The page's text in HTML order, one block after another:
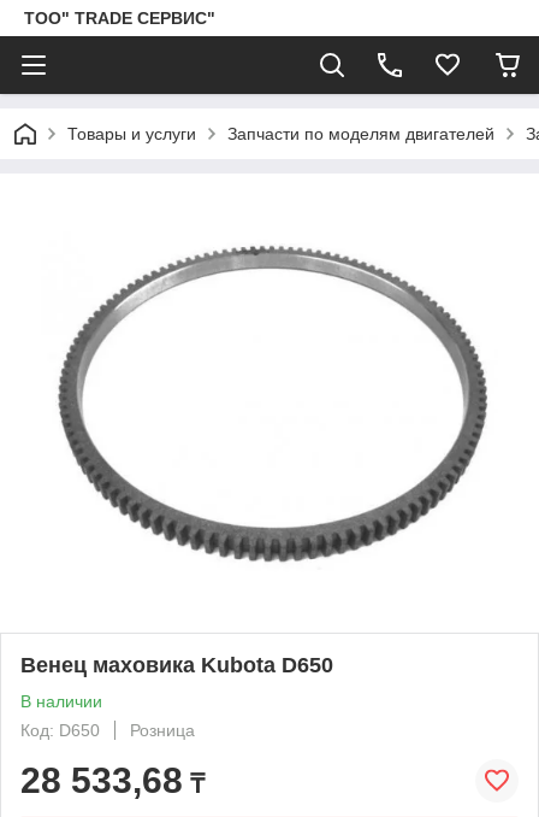
ТОО" TRADE СЕРВИС"
Товары и услуги Запчасти по моделям двигателей
Венец маховика Kubota D650
В наличии
Код: D650
Розница
28 533,68 ₸